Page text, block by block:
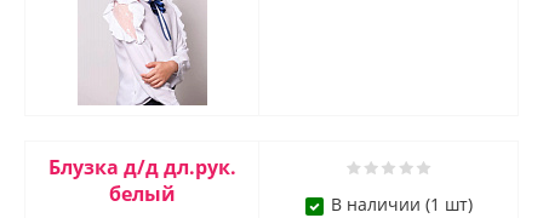
Блузкa д/д дл.рук.
белый
В наличии (1 шт)